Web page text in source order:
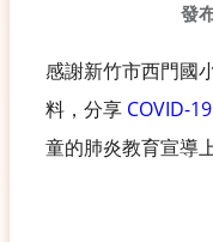
發
感謝新竹市西門國
料，分享 COVID-
童的肺炎教育宣導